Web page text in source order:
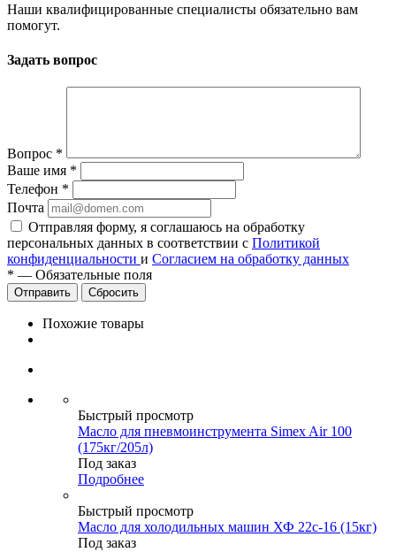
Наши квалифицированные специалисты обязательно вам
помогут.
Задать вопрос
Вопрос *
Ваше имя *
Телефон *
Почта
Отправляя форму, я соглашаюсь на обработку
персональных данных в соответствии с Политикой
конфиденциальности и Согласием на обработку данных
* — Обязательные поля
Сбросить
Похожие товары
Быстрый просмотр
Масло для пневмоинструмента Simex Air 100
(175кг/205л)
Под заказ
Подробнее
Быстрый просмотр
Масло для холодильных машин ХФ 22с-16 (15кг)
Под заказ